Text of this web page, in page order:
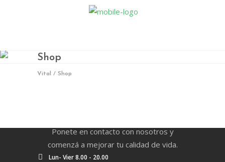
Shop
Vital / Shop
Ponete en contacto con nosotros y
comenzá a mejorar tu calidad de vida.
Lun- Vier 8.00 - 20.00